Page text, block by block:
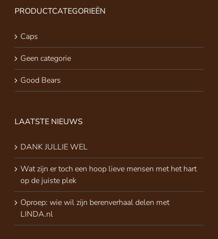
PRODUCTCATEGORIEËN
Caps
Geen categorie
Good Bears
LAATSTE NIEUWS
DANK JULLIE WEL
Wat zijn er toch een hoop lieve mensen met het hart
op de juiste plek
Oproep: wie wil zijn berenverhaal delen met
LINDA.nl